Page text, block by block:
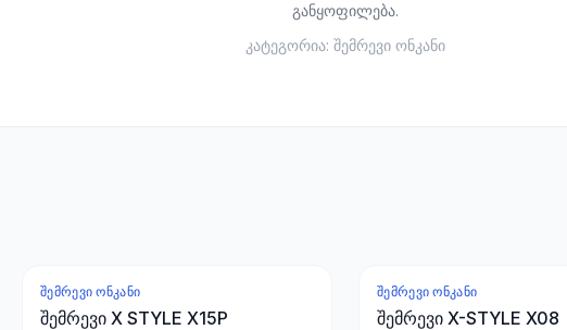
განყოფილება.
კატეგორია: შემრევი ონკანი
ᲨᲔᲛᲠᲔᲕᲘ ᲝᲜᲙᲐᲜᲘ
შემრევი X STYLE X15P
ᲨᲔᲛᲠᲔᲕᲘ ᲝᲜᲙᲐᲜᲘ
შემრევი X-STYLE X08